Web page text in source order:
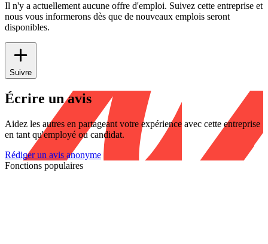
Il n'y a actuellement aucune offre d'emploi. Suivez cette entreprise et
nous vous informerons dès que de nouveaux emplois seront
disponibles.
Suivre
Écrire un avis
Aidez les autres en partageant votre expérience avec cette entreprise
en tant qu'employé ou candidat.
Rédiger un avis anonyme
Fonctions populaires